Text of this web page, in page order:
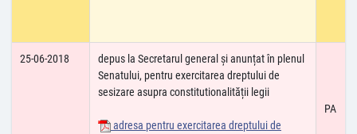
25-06-2018
depus la Secretarul general și anunțat în plenul
Senatului, pentru exercitarea dreptului de
sesizare asupra constitutionalității legii
adresa pentru exercitarea dreptului de
PA